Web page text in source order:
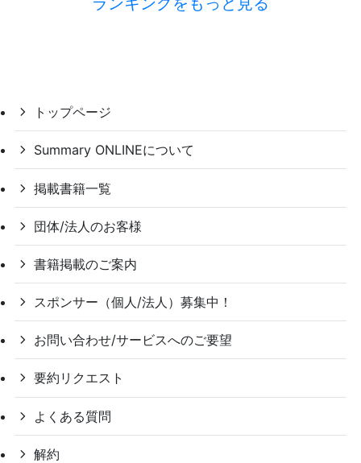
トップページ
Summary ONLINEについて
掲載書籍一覧
団体/法人のお客様
書籍掲載のご案内
スポンサー（個人/法人）募集中！
お問い合わせ/サービスへのご要望
要約リクエスト
よくある質問
解約